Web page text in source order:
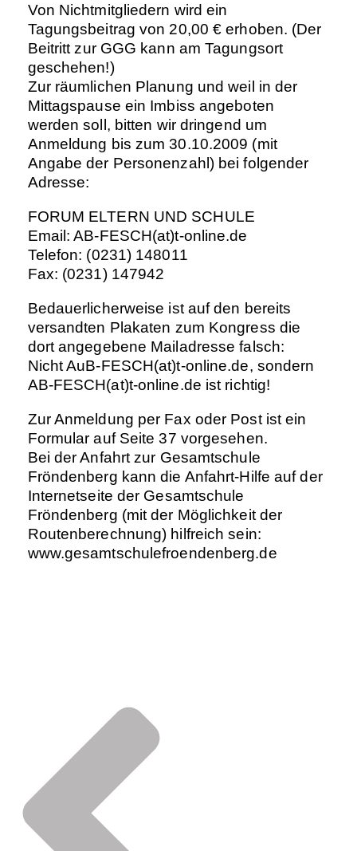
Von Nichtmitgliedern wird ein
Tagungsbeitrag von 20,00 € erhoben. (Der
Beitritt zur GGG kann am Tagungsort
geschehen!)
Zur räumlichen Planung und weil in der
Mittagspause ein Imbiss angeboten
werden soll, bitten wir dringend um
Anmeldung bis zum 30.10.2009 (mit
Angabe der Personenzahl) bei folgender
Adresse:
FORUM ELTERN UND SCHULE
Email: AB-FESCH(at)t-online.de
Telefon: (0231) 148011
Fax: (0231) 147942
Bedauerlicherweise ist auf den bereits
versandten Plakaten zum Kongress die
dort angegebene Mailadresse falsch:
Nicht AuB-FESCH(at)t-online.de, sondern
AB-FESCH(at)t-online.de ist richtig!
Zur Anmeldung per Fax oder Post ist ein
Formular auf Seite 37 vorgesehen.
Bei der Anfahrt zur Gesamtschule
Fröndenberg kann die Anfahrt-Hilfe auf der
Internetseite der Gesamtschule
Fröndenberg (mit der Möglichkeit der
Routenberechnung) hilfreich sein:
www.gesamtschulefroendenberg.de